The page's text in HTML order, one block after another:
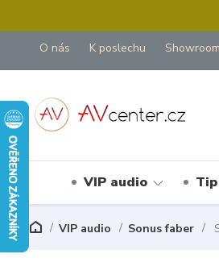
O nás K poslechu Showroom
VIP audio
VIP audio Sonus faber